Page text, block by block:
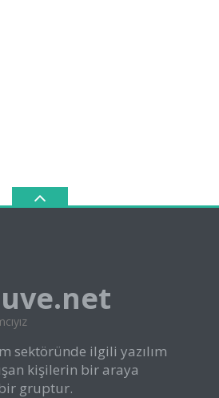
sektöründe ilgili yazılım
kişilerin bir araya
gruptur.